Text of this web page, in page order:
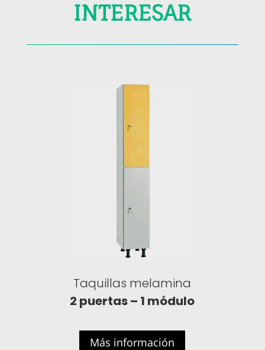
INTERESAR
Taquillas melamina
2 puertas – 1 módulo
Más información